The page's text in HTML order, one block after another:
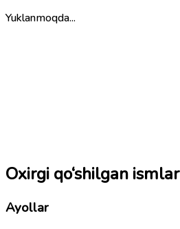
Yuklanmoqda...
Oxirgi qo‘shilgan ismlar
Ayollar